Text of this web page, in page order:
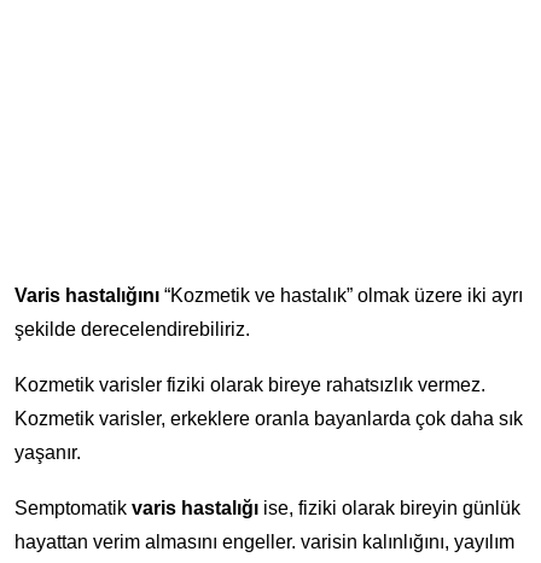
Varis hastalığını “Kozmetik ve hastalık” olmak üzere iki ayrı
şekilde derecelendirebiliriz.
Kozmetik varisler fiziki olarak bireye rahatsızlık vermez.
Kozmetik varisler, erkeklere oranla bayanlarda çok daha sık
yaşanır.
Semptomatik varis hastalığı ise, fiziki olarak bireyin günlük
hayattan verim almasını engeller. varisin kalınlığını, yayılım